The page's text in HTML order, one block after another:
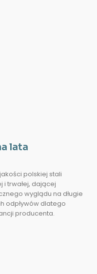
lata
polskiej stali
i trwałej, dającej
wyglądu na długie
odpływów dlatego
producenta.